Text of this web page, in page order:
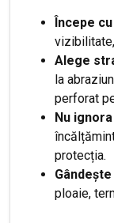
Începe
Alege
la
perforat
Nu
protecția.
ploaie,